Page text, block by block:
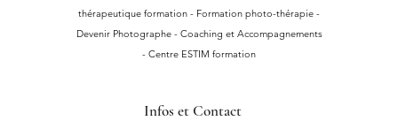
thérapeutique formation - Formation photo-thérapie -
Devenir Photographe - Coaching et Accompagnements
- Centre ESTIM formation
Infos et Contact